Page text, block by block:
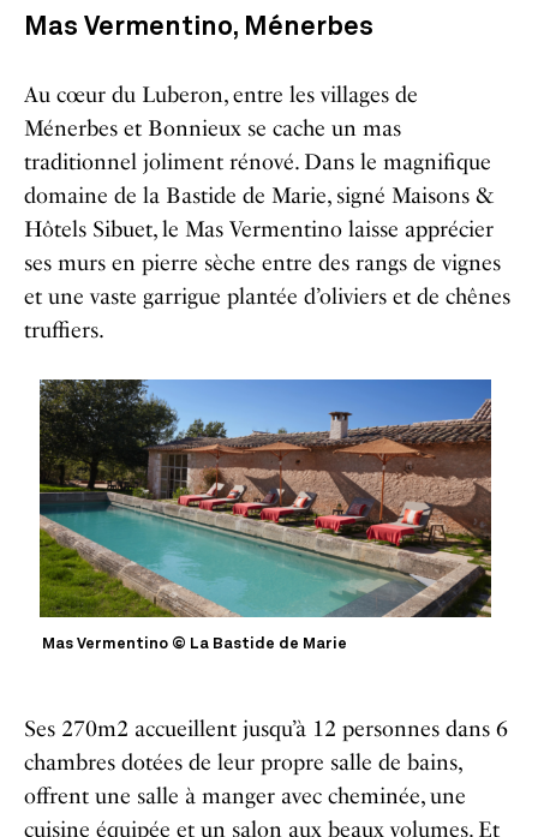
Mas Vermentino, Ménerbes
Au cœur du Luberon, entre les villages de
Ménerbes et Bonnieux se cache un mas
traditionnel joliment rénové. Dans le magnifique
domaine de la Bastide de Marie, signé Maisons &
Hôtels Sibuet, le Mas Vermentino laisse apprécier
ses murs en pierre sèche entre des rangs de vignes
et une vaste garrigue plantée d’oliviers et de chênes
truffiers.
Mas Vermentino © La Bastide de Marie
Ses 270m2 accueillent jusqu’à 12 personnes dans 6
chambres dotées de leur propre salle de bains,
offrent une salle à manger avec cheminée, une
cuisine équipée et un salon aux beaux volumes. Et